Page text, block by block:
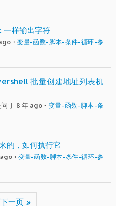
样输出字符
•变量-函数-脚本-条件-循环-参
批量创建地址列表机
问于 8 年 ago •变量-函数-脚本-条
的，如何执行它
• 变量-函数-脚本-条件-循环-参
下一页 »